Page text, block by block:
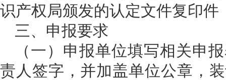
识产权局颁发的认定文件复印件
三、申报要求
（一）申报单位填写相关申
责人签字，并加盖单位公章，